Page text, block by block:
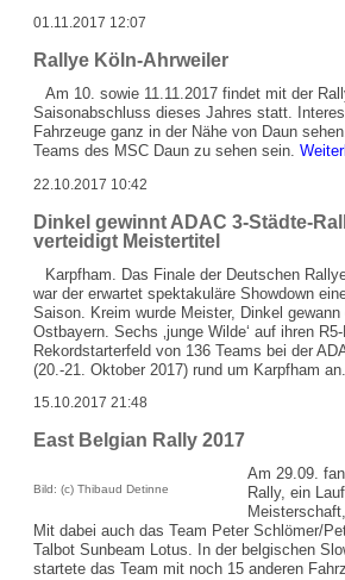
01.11.2017 12:07
Rallye Köln-Ahrweiler
Am 10. sowie 11.11.2017 findet mit der
Saisonabschluss dieses Jahres statt.
Fahrzeuge ganz in der Nähe von Daun
Teams des MSC Daun zu sehen sein.
22.10.2017 10:42
Dinkel gewinnt ADAC 3-Städte-
verteidigt Meistertitel
Karpfham. Das Finale der Deutschen
war der erwartet spektakuläre Showdown
Saison. Kreim wurde Meister, Dinkel
Ostbayern. Sechs ‚junge Wilde‘ auf ihren
Rekordstarterfeld von 136 Teams bei der
(20.-21. Oktober 2017) rund um Karpfham an.
15.10.2017 21:48
East Belgian Rally 2017
Bild: (c) Thibaud Detinne
Am 29.09.
Rally, ein
Mit dabei auch das Team Peter Schlömer/
Talbot Sunbeam Lotus. In der belgischen
startete das Team mit noch 15 anderen